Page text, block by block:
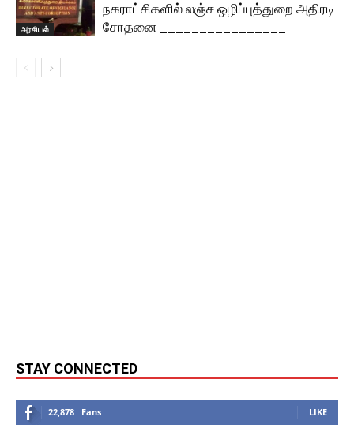
அரசியல்
நகராட்சிகளில் லஞ்ச ஒழிப்புத்துறை அதிரடி
சோதனை ________________
STAY CONNECTED
22,878 Fans LIKE